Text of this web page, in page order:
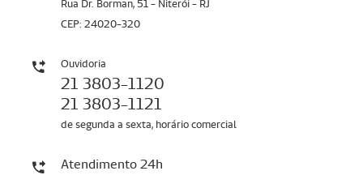
Rua Dr. Borman, 51 - Niterói - RJ
CEP: 24020-320
Ouvidoria
21 3803-1120
21 3803-1121
de segunda a sexta, horário comercial
Atendimento 24h